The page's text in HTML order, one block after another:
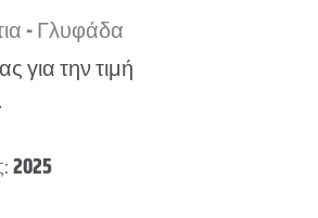
- Γλυφάδα
για την τιμή
2025